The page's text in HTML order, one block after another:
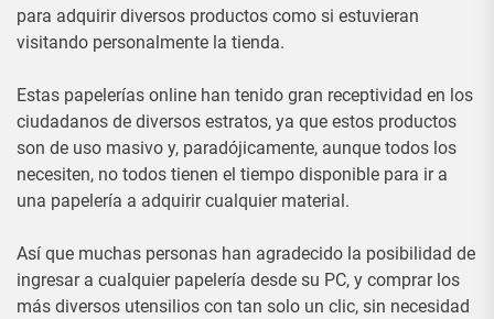
para adquirir diversos productos como si estuvieran
visitando personalmente la tienda.
Estas papelerías online han tenido gran receptividad en los
ciudadanos de diversos estratos, ya que estos productos
son de uso masivo y, paradójicamente, aunque todos los
necesiten, no todos tienen el tiempo disponible para ir a
una papelería a adquirir cualquier material.
Así que muchas personas han agradecido la posibilidad de
ingresar a cualquier papelería desde su PC, y comprar los
más diversos utensilios con tan solo un clic, sin necesidad